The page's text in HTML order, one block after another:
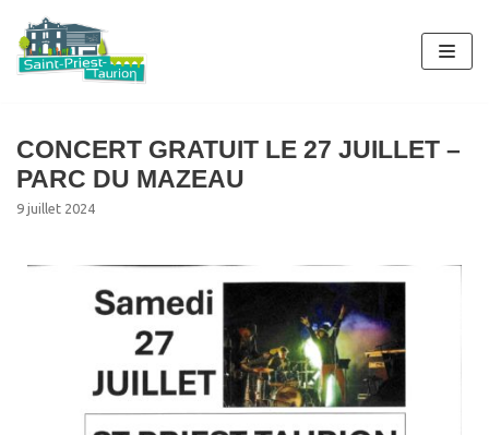
Aller
au
contenu
CONCERT GRATUIT LE 27 JUILLET –
PARC DU MAZEAU
9 juillet 2024